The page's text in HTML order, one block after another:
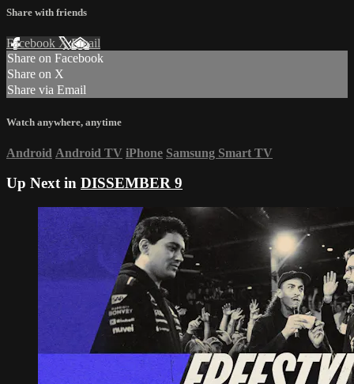
Share with friends
Facebook XEmail
Share on Facebook
Share on X
Share via Email
Watch anywhere, anytime
Android Android TV iPhone Samsung Smart TV
Up Next in DISSEMBER 9